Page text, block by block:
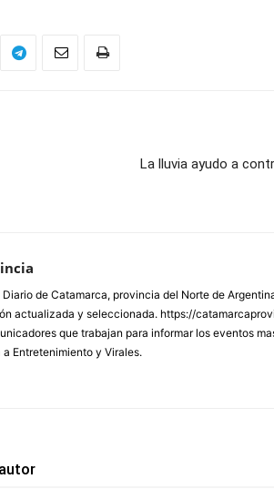
La lluvia ayudo a
de Catamarca, provincia del Norte de
actualizada y seleccionada. https://
que trabajan para informar los eventos
Entretenimiento y Virales.